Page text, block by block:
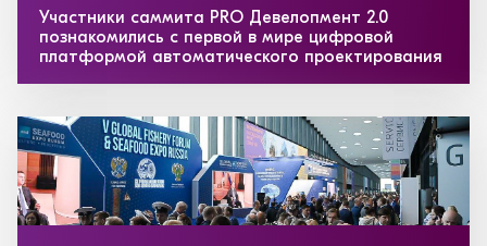
Участники саммита PRO Девелопмент 2.0
познакомились с первой в мире цифровой
платформой автоматического проектирования